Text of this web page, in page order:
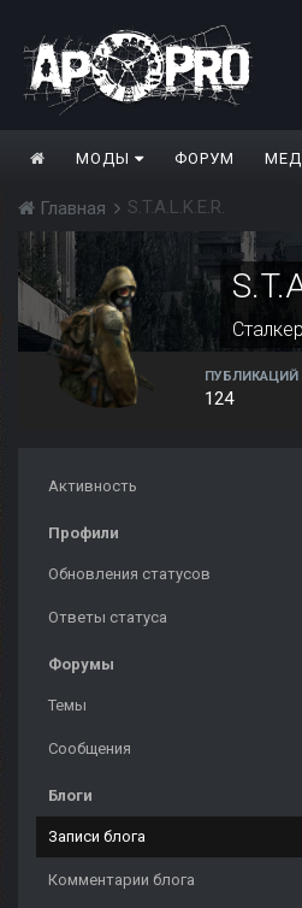
МОДЫ ФОРУМ
Главная S.T.A.L.K.E.R.
ПУБЛИКАЦИЙ
124
Активность
Профили
Обновления статусов
Ответы статуса
Форумы
Темы
Сообщения
Блоги
Записи блога
Комментарии блога